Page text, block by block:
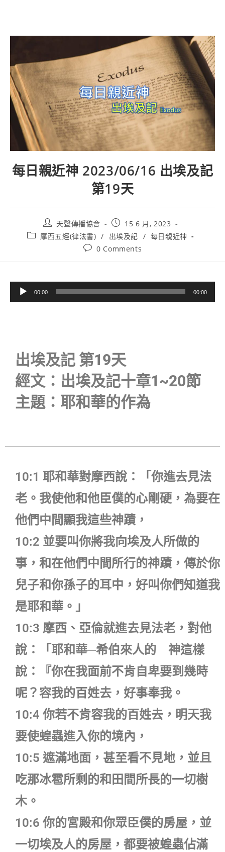
每日親近神 2023/06/16 出埃及記
第19天
天聲傳播協會
15 6 月, 2023
摩西五經(律法書) / 出埃及記 / 每日親近神
0 Comments
訊
00:00 00:00
出埃及記 第19天
經文：出埃及記十章1~20節
主題：耶和華的作為
10:1 耶和華對摩西說：「你進去見法
老。我使他和他臣僕的心剛硬，為要在
他們中間顯我這些神蹟，
10:2 並要叫你將我向埃及人所做的
事，和在他們中間所行的神蹟，傳於你
兒子和你孫子的耳中，好叫你們知道我
是耶和華。」
10:3 摩西、亞倫就進去見法老，對他
說：「耶和華─希伯來人的 神這樣
說：『你在我面前不肯自卑要到幾時
呢？容我的百姓去，好事奉我。
10:4 你若不肯容我的百姓去，明天我
要使蝗蟲進入你的境內，
10:5 遮滿地面，甚至看不見地，並且
吃那冰雹所剩的和田間所長的一切樹
木。
10:6 你的宮殿和你眾臣僕的房屋，並
一切埃及人的房屋，都要被蝗蟲佔滿